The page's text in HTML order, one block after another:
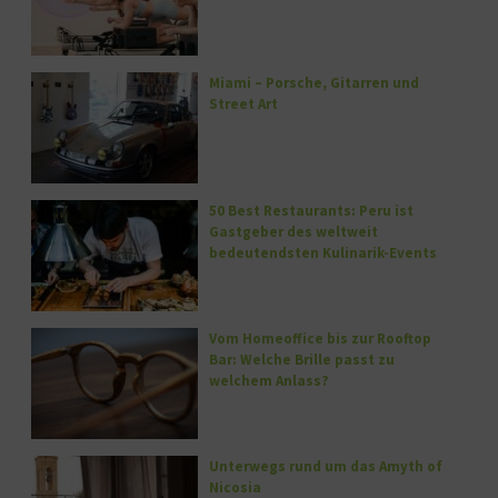
Miami – Porsche, Gitarren und
Street Art
50 Best Restaurants: Peru ist
Gastgeber des weltweit
bedeutendsten Kulinarik-Events
Vom Homeoffice bis zur Rooftop
Bar: Welche Brille passt zu
welchem Anlass?
Unterwegs rund um das Amyth of
Nicosia